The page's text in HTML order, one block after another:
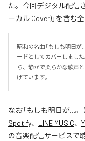
た。今回デジタル配信
ーカル Cover)」を含む
昭和の名曲「もしも明日
ードとしてカバーしまし
ら、静かで柔らかな歌声
げています。
なお「もしも明日が…。
Spotify、 LINE MUSIC、
の音楽配信サービスで